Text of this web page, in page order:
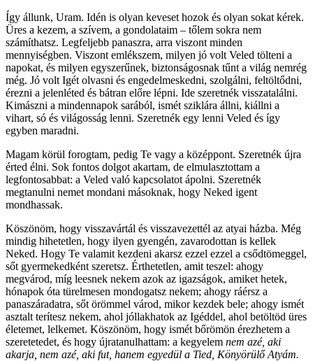
Így állunk, Uram. Idén is olyan keveset hozok és olyan sokat kérek.
Üres a kezem, a szívem, a gondolataim – tőlem sokra nem
számíthatsz. Legfeljebb panaszra, arra viszont minden
mennyiségben. Viszont emlékszem, milyen jó volt Veled tölteni a
napokat, és milyen egyszerűnek, biztonságosnak tűnt a világ nemrég
még. Jó volt Igét olvasni és engedelmeskedni, szolgálni, feltöltődni,
érezni a jelenléted és bátran előre lépni. Ide szeretnék visszatalálni.
Kimászni a mindennapok sarából, ismét sziklára állni, kiállni a
vihart, só és világosság lenni. Szeretnék egy lenni Veled és így
egyben maradni.
Magam körül forogtam, pedig Te vagy a középpont. Szeretnék újra
érted élni. Sok fontos dolgot akartam, de elmulasztottam a
legfontosabbat: a Veled való kapcsolatot ápolni. Szeretnék
megtanulni nemet mondani másoknak, hogy Neked igent
mondhassak.
Köszönöm, hogy visszavártál és visszavezettél az atyai házba. Még
mindig hihetetlen, hogy ilyen gyengén, zavarodottan is kellek
Neked. Hogy Te valamit kezdeni akarsz ezzel ezzel a csődtömeggel,
sőt gyermekedként szeretsz. Érthetetlen, amit teszel: ahogy
megvárod, míg leesnek nekem azok az igazságok, amiket hetek,
hónapok óta türelmesen mondogatsz nekem; ahogy ráérsz a
panaszáradatra, sőt örömmel várod, mikor kezdek bele; ahogy ismét
asztalt terítesz nekem, ahol jóllakhatok az Igéddel, ahol betöltöd üres
életemet, lelkemet. Köszönöm, hogy ismét bőrömön érezhetem a
szeretetedet, és hogy újratanulhattam: a kegyelem nem azé, aki
akarja, nem azé, aki fut, hanem egyedül a Tied, Könyörülő Atyám.